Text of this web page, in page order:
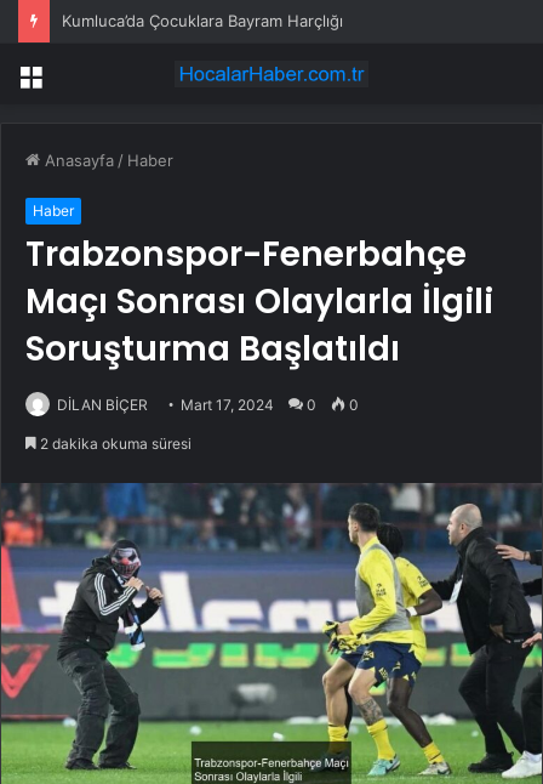
Kumluca’da Çocuklara Bayram Harçlığı
Menü
Anasayfa / Haber
Haber
Trabzonspor-Fenerbahçe
Maçı Sonrası Olaylarla İlgili
Soruşturma Başlatıldı
DİLAN BİÇER Mart 17, 2024 0 0
2 dakika okuma süresi